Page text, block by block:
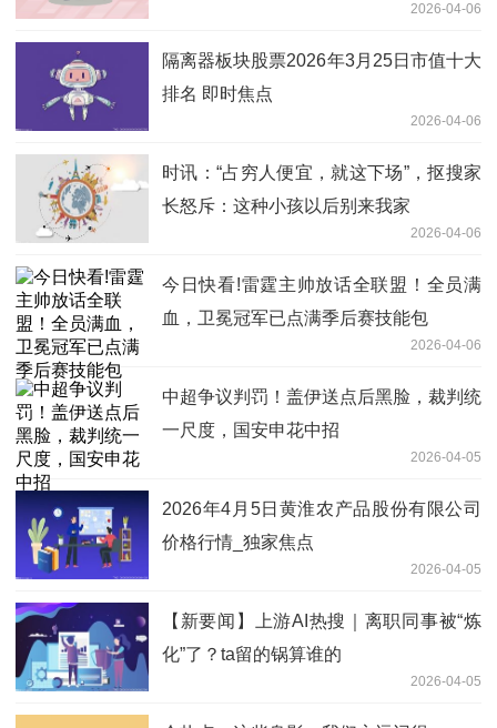
2026-04-06
隔离器板块股票2026年3月25日市值十大
排名 即时焦点
2026-04-06
时讯：“占穷人便宜，就这下场”，抠搜家
长怒斥：这种小孩以后别来我家
2026-04-06
今日快看!雷霆主帅放话全联盟！全员满
血，卫冕冠军已点满季后赛技能包
2026-04-06
中超争议判罚！盖伊送点后黑脸，裁判统
一尺度，国安申花中招
2026-04-05
2026年4月5日黄淮农产品股份有限公司
价格行情_独家焦点
2026-04-05
【新要闻】上游AI热搜｜离职同事被“炼
化”了？ta留的锅算谁的
2026-04-05